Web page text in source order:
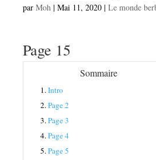
par Moh| Mai 11, 2020| Le monde
Page 15
Sommaire
1.Intro
2.Page 2
3.Page 3
4.Page 4
5.Page 5